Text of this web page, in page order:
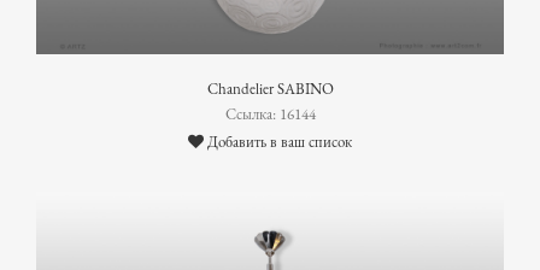
Chandelier SABINO
Ссылка: 16144
Добавить в ваш список